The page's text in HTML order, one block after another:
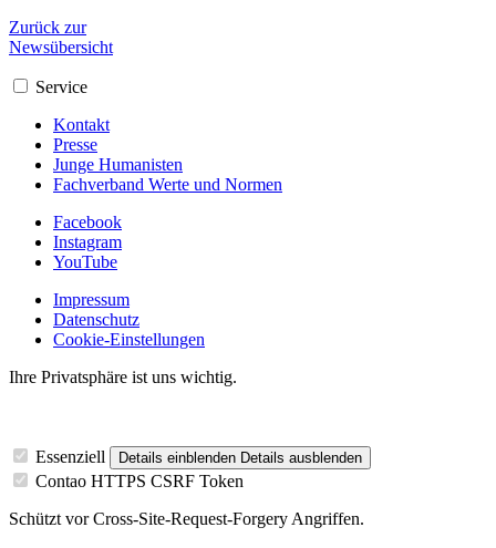
Zurück zur
Newsübersicht
Service
Kontakt
Presse
Junge Humanisten
Fachverband Werte und Normen
Facebook
Instagram
YouTube
Impressum
Datenschutz
Cookie-Einstellungen
Ihre Privatsphäre ist uns wichtig.
Essenziell Details einblenden Details ausblenden
Contao HTTPS CSRF Token
Schützt vor Cross-Site-Request-Forgery Angriffen.